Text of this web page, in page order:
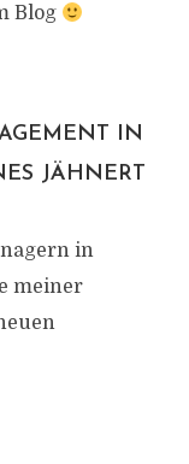
Blog
IN
JÄHNERT
in
meiner